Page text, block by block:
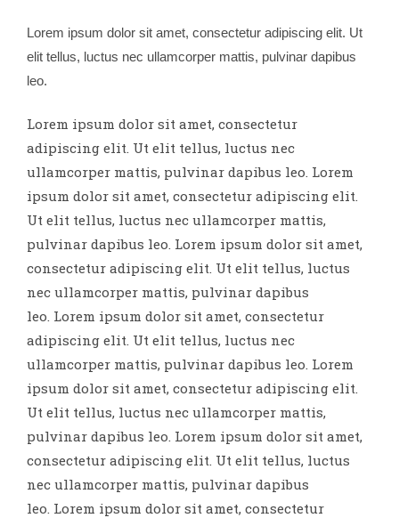
Lorem ipsum dolor sit amet, consectetur adipiscing elit. Ut
elit tellus, luctus nec ullamcorper mattis, pulvinar dapibus
leo.
Lorem ipsum dolor sit amet, consectetur
adipiscing elit. Ut elit tellus, luctus nec
ullamcorper mattis, pulvinar dapibus leo. Lorem
ipsum dolor sit amet, consectetur adipiscing elit.
Ut elit tellus, luctus nec ullamcorper mattis,
pulvinar dapibus leo. Lorem ipsum dolor sit amet,
consectetur adipiscing elit. Ut elit tellus, luctus
nec ullamcorper mattis, pulvinar dapibus
leo. Lorem ipsum dolor sit amet, consectetur
adipiscing elit. Ut elit tellus, luctus nec
ullamcorper mattis, pulvinar dapibus leo. Lorem
ipsum dolor sit amet, consectetur adipiscing elit.
Ut elit tellus, luctus nec ullamcorper mattis,
pulvinar dapibus leo. Lorem ipsum dolor sit amet,
consectetur adipiscing elit. Ut elit tellus, luctus
nec ullamcorper mattis, pulvinar dapibus
leo. Lorem ipsum dolor sit amet, consectetur